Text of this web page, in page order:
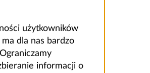
użytkowników
dla nas bardzo
informacji o